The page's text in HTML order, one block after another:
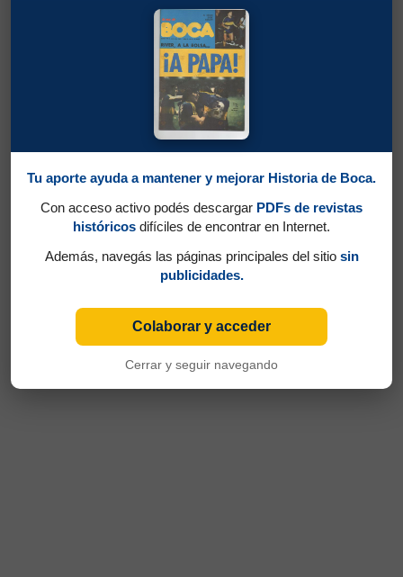
Tu aporte ayuda a mantener y mejorar Historia de Boca.
Con acceso activo podés descargar PDFs de revistas
históricos difíciles de encontrar en Internet.
Además, navegás las páginas principales del sitio sin
publicidades.
Colaborar y acceder
Cerrar y seguir navegando